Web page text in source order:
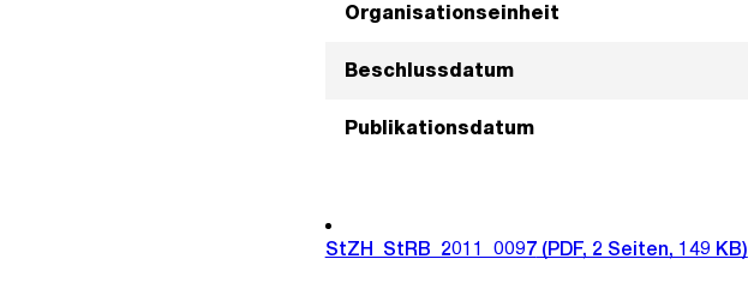
Organisationseinheit
Beschlussdatum
Publikationsdatum
StZH_StRB_2011_0097(PDF, 2 Seiten, 149 KB)